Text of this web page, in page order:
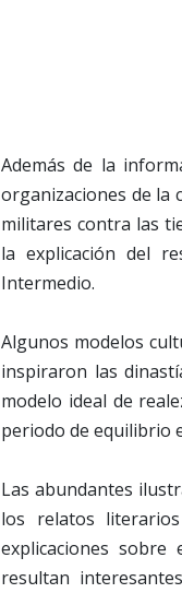
Además de la
organizaciones de la
militares contra las
la explicación del
Intermedio.
Algunos modelos
inspiraron las
modelo ideal de
periodo de equilibrio
Las abundantes
los relatos
explicaciones
resultan